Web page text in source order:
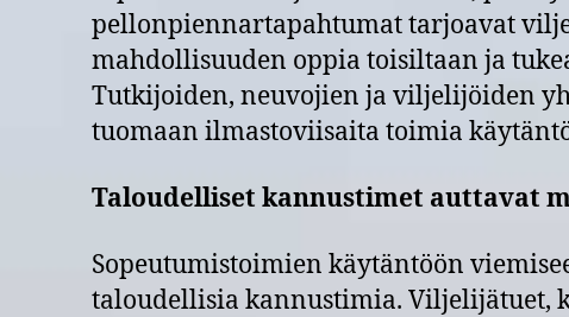
pellonpiennartapahtumat tarjoavat
mahdollisuuden oppia toisiltaan ja
Tutkijoiden, neuvojien ja viljelijöiden
tuomaan ilmastoviisaita toimia
Taloudelliset kannustimet auttavat
Sopeutumistoimien käytäntöön
taloudellisia kannustimia. Viljelijätuet,